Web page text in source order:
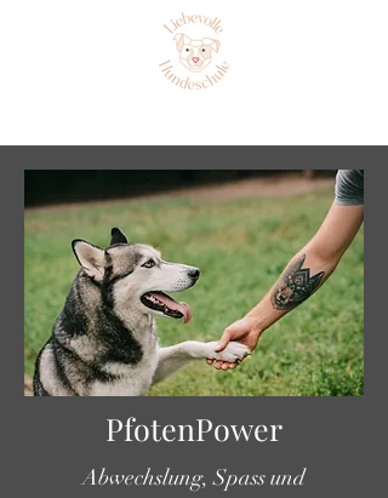
PfotenPower
Abwechslung, Spass und